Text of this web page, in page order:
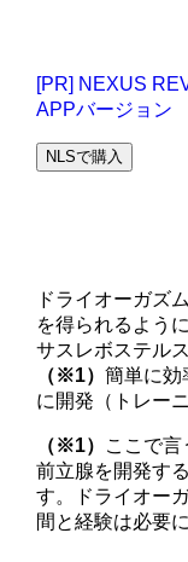
[PR] NEXUS
APPバージョン
NLSで購入
ドライオーガズ
を得られるよう
サスレボステル
（※1）簡単に効
に開発（トレー
（※1） ここで
前立腺を開発す
す。ドライオー
間と経験は必要